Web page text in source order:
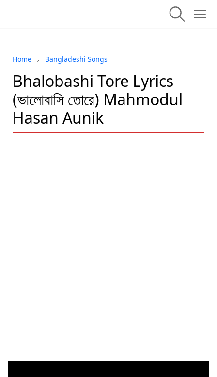
Home Bangladeshi Songs
Bhalobashi Tore Lyrics
(ভালোবাসি তোরে) Mahmodul
Hasan Aunik